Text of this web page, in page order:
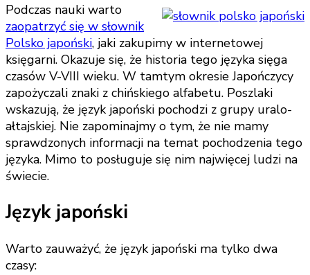
Podczas nauki warto
zaopatrzyć się w słownik
Polsko japoński, jaki zakupimy w internetowej
księgarni. Okazuje się, że historia tego języka sięga
czasów V-VIII wieku. W tamtym okresie Japończycy
zapożyczali znaki z chińskiego alfabetu. Poszlaki
wskazują, że język japoński pochodzi z grupy uralo-
ałtajskiej. Nie zapominajmy o tym, że nie mamy
sprawdzonych informacji na temat pochodzenia tego
języka. Mimo to posługuje się nim najwięcej ludzi na
świecie.
Język japoński
Warto zauważyć, że język japoński ma tylko dwa
czasy: